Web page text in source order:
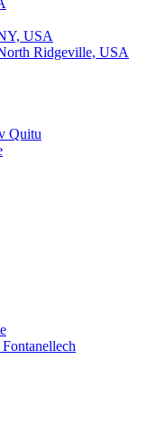
USA
Ridgeville, USA
Quitu